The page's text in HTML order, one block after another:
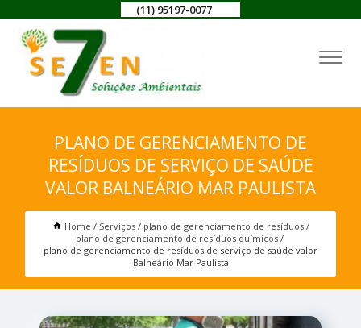
(11) 95197-0077
PLANO DE GERENCIAMENTO DE
RESÍDUOS DE SERVIÇO DE SAÚDE
VALOR BALNEÁRIO MAR PAULISTA
Home Serviços
plano de gerenciamento de resíduos
plano de gerenciamento de resíduos químicos
plano de gerenciamento de resíduos de serviço de saúde valor
Balneário Mar Paulista